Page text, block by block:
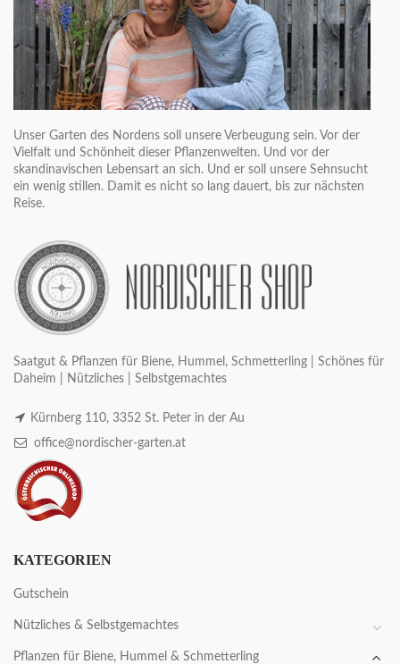
Unser Garten des Nordens soll unsere Verbeugung sein. Vor der
Vielfalt und Schönheit dieser Pflanzenwelten. Und vor der
skandinavischen Lebensart an sich. Und er soll unsere Sehnsucht
ein wenig stillen. Damit es nicht so lang dauert, bis zur nächsten
Reise.
Saatgut & Pflanzen für Biene, Hummel, Schmetterling | Schönes für
Daheim | Nützliches | Selbstgemachtes
Kürnberg 110, 3352 St. Peter in der Au
office@nordischer-garten.at
KATEGORIEN
Gutschein
Nützliches & Selbstgemachtes
Pflanzen für Biene, Hummel & Schmetterling